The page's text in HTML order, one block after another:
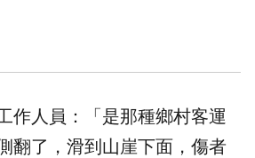
作人員：「是那種鄉村客運
翻了，滑到山崖下面，傷者